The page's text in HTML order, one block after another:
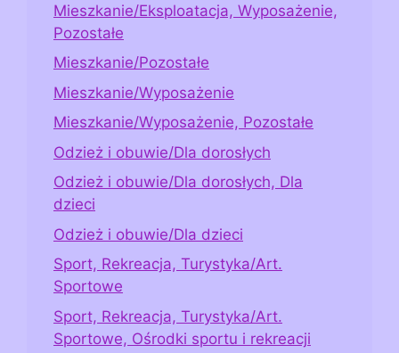
Mieszkanie/Eksploatacja, Wyposażenie,
Pozostałe
Mieszkanie/Pozostałe
Mieszkanie/Wyposażenie
Mieszkanie/Wyposażenie, Pozostałe
Odzież i obuwie/Dla dorosłych
Odzież i obuwie/Dla dorosłych, Dla
dzieci
Odzież i obuwie/Dla dzieci
Sport, Rekreacja, Turystyka/Art.
Sportowe
Sport, Rekreacja, Turystyka/Art.
Sportowe, Ośrodki sportu i rekreacji